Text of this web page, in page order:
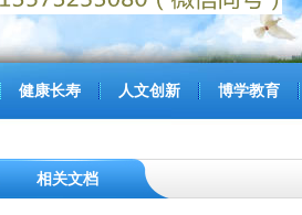
健康长寿 人文创新 博学教育
相关文档